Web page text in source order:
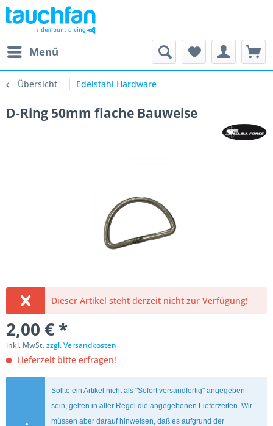
Menü
Übersicht Edelstahl Hardware
D-Ring 50mm flache Bauweise
Dieser Artikel steht derzeit nicht zur Verfügung!
2,00 € *
inkl. MwSt.zzgl. Versandkosten
Lieferzeit bitte erfragen!
Sollte ein Artikel nicht als "Sofort versandfertig" angegeben
sein, gelten in aller Regel die angegebenen Lieferzeiten. Wir
müssen aber darauf hinweisen, daß es aufgrund der